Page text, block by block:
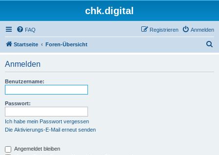
chk.digital
FAQ Anmelden
Registrieren
Startseite Foren-Übersicht
Anmelden
Benutzername:
Passwort:
Ich habe mein Passwort vergessen
Die Aktivierungs-E-Mail erneut senden
Angemeldet bleiben